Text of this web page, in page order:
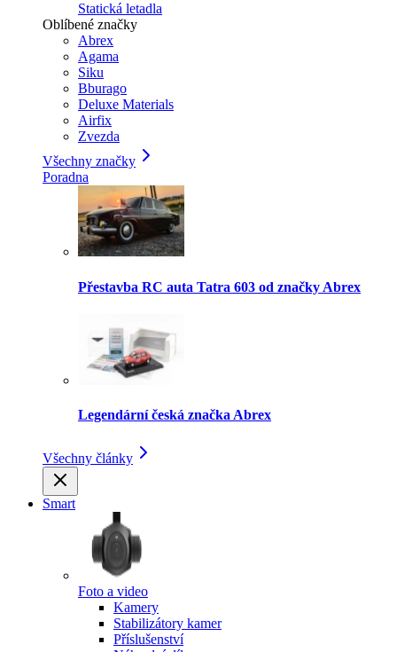
Statická letadla
Oblíbené značky
Abrex
Agama
Siku
Bburago
Deluxe Materials
Airfix
Zvezda
Všechny značky
Poradna
Přestavba RC auta Tatra 603 od značky Abrex
Legendární česká značka Abrex
Všechny články
Smart
Foto a video
Kamery
Stabilizátory kamer
Příslušenství